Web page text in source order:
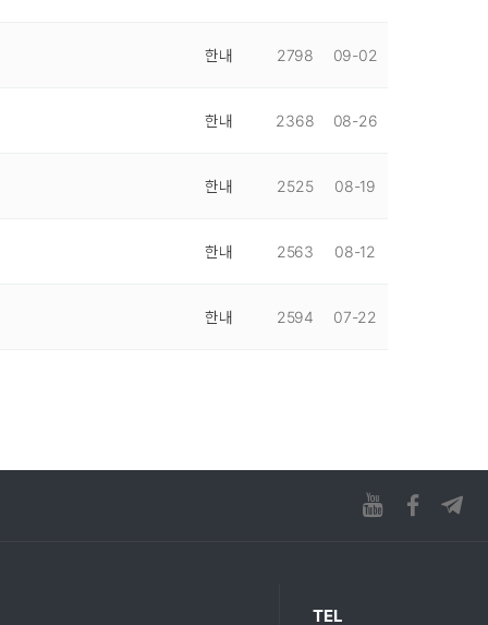
한내 2798 09-02
한내 2368 08-26
한내 2525 08-19
한내 2563 08-12
한내 2594 07-22
TEL